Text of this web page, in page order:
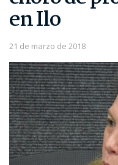
en Ilo
21 de marzo de 2018